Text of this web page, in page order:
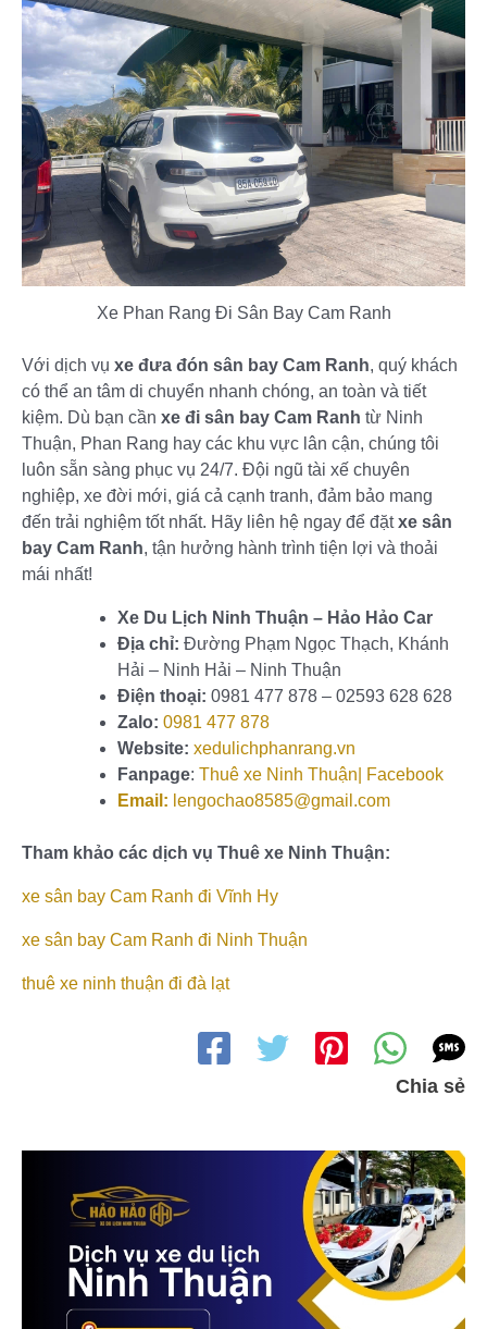
Xe Phan Rang Đi Sân Bay Cam Ranh
Với dịch vụ xe đưa đón sân bay Cam Ranh, quý khách
có thể an tâm di chuyển nhanh chóng, an toàn và tiết
kiệm. Dù bạn cần xe đi sân bay Cam Ranh từ Ninh
Thuận, Phan Rang hay các khu vực lân cận, chúng tôi
luôn sẵn sàng phục vụ 24/7. Đội ngũ tài xế chuyên
nghiệp, xe đời mới, giá cả cạnh tranh, đảm bảo mang
đến trải nghiệm tốt nhất. Hãy liên hệ ngay để đặtxe sân
bay Cam Ranh, tận hưởng hành trình tiện lợi và thoải
mái nhất!
Xe Du Lịch Ninh Thuận – Hảo Hảo Car
Địa chỉ: Đường Phạm Ngọc Thạch, Khánh
Hải – Ninh Hải – Ninh Thuận
Điện thoại: 0981 477 878 – 02593 628 628
Zalo: 0981 477 878
Website: xedulichphanrang.vn
Fanpage: Thuê xe Ninh Thuận| Facebook
Email: lengochao8585@gmail.com
Tham khảo các dịch vụ Thuê xe Ninh Thuận:
xe sân bay Cam Ranh đi Vĩnh Hy
xe sân bay Cam Ranh đi Ninh Thuận
thuê xe ninh thuận đi đà lạt
Chia sẻ